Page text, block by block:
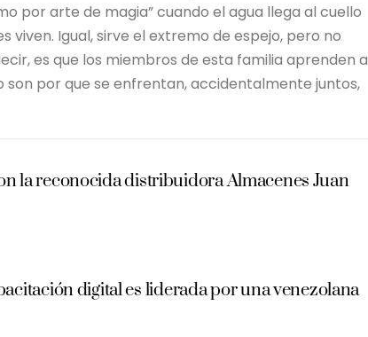
por arte de magia” cuando el agua llega al cuello
viven. Igual, sirve el extremo de espejo, pero no
es que los miembros de esta familia aprenden a
por que se enfrentan, accidentalmente juntos,
la reconocida distribuidora Almacenes Juan
digital es liderada por una venezolana